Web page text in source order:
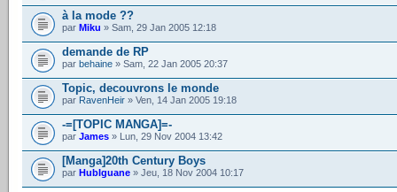
à la mode ??
par Miku » Sam, 29 Jan 2005 12:18
demande de RP
par behaine » Sam, 22 Jan 2005 20:37
Topic, decouvrons le monde
par RavenHeir » Ven, 14 Jan 2005 19:18
-=[TOPIC MANGA]=-
par James » Lun, 29 Nov 2004 13:42
[Manga]20th Century Boys
par HubIguane » Jeu, 18 Nov 2004 10:17